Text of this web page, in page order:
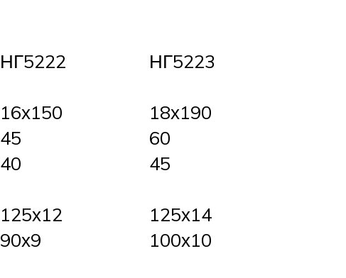
НГ5222
НГ5223
16х150
18х190
45
60
40
45
125х12
125х14
90х9
100х10